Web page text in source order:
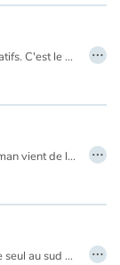
Le lac Baïkal cumule tous les superlatifs. C'est le plus vieux, le plus profond lac du monde, et la plus grande réserve d'eau douce. Habité de longue date par des peuples anciens, il a été découvert tardivement par les Européens, au gré de chasses à la zibeline ! Cet espace perdu dans la taïga profonde et baigné par des conditions extrêmes attire depuis lors les plus courageux pour son étonnante biodiversité. L'eau du lac, filtrée par de minuscules organismes, est d'une pureté sans égal. Elle fascine les scientifiques en leur permettant d'observer le cosmos comme nulle part ailleurs grâce à des télescopes sous-marins ultras sophistiqués. Surplomber le Baïkal à bord du Transsibérien, croiser le nerpa (unique phoque d'eau douce du monde) ou se surpasser en s'élançant dans un marathon de glace... Il y a mille façons de vivre l'exploration du joyau de la nature sibérienne. …
Nino trépigne d'impatience : sa maman vient de lui annoncer une nouvelle incroyable ! En mai, ils quitteront l'agitation de la ville pour vivre plusieurs mois au cœur des majestueuses montagnes suisses. Là-haut, fini les bruits de klaxons et place aux tintements des cloches ! Nino se lance dans une aventure hors du commun : apprendre à devenir apprenti berger. Monter des clôtures, traire les chèvres, soigner les génisses... mais aussi courir dans les alpages, écouter la montagne chanter et jouer avec les nuages. Et quel plaisir de guider le troupeau de chèvres à travers les pâturages en lançant son cri de berger : "Alleeeez biiiqueeeettes !" Avec ses nouvelles amies, Nino découvre la liberté, l'amitié et la magie des grands espaces. Une immersion inoubliable où la nature devient le plus beau des terrains de jeu ! …
Uafas, le dernier des Golems, habite seul au sud de Galway. Libéré de son maître depuis des siècles après lui avoir désobéi, il vit paisiblement dans la campagne irlandaise, mais depuis quelque temps, sa pierre tendre et calcaire s’érode. Il est temps d’agir s’il ne veut pas mourir. Avec l’aide d’un corbeau bavard et d’une souris soudain dotée de parole, sur les ordres d’un mage douteux, il va partir à la recherche de la plante qui saura le rendre imperméable. Seulement, le monde moderne n’a rien d’amical et son voyage va lui apprendre à détester les routes et craindre les chasseurs de magie. Le prix vaut-il bien tous les sacrifices qu’il fera en chemin ? …